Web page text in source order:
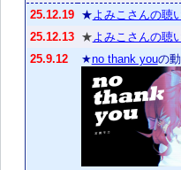
25.12.19
★よみこさんの聴
25.12.13
★よみこさんの聴
25.9.12
★no thank youの